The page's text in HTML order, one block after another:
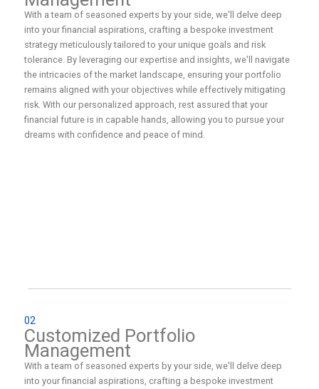
With a team of seasoned experts by your side, we'll delve deep
into your financial aspirations, crafting a bespoke investment
strategy meticulously tailored to your unique goals and risk
tolerance. By leveraging our expertise and insights, we'll navigate
the intricacies of the market landscape, ensuring your portfolio
remains aligned with your objectives while effectively mitigating
risk. With our personalized approach, rest assured that your
financial future is in capable hands, allowing you to pursue your
dreams with confidence and peace of mind.
02
Customized Portfolio
Management
With a team of seasoned experts by your side, we'll delve deep
into your financial aspirations, crafting a bespoke investment